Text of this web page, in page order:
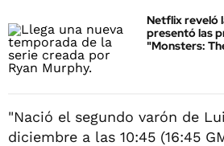
Netflix reveló
presentó las
"Monsters:
"Nació el segundo varón de
diciembre a las 10:45 (16:45